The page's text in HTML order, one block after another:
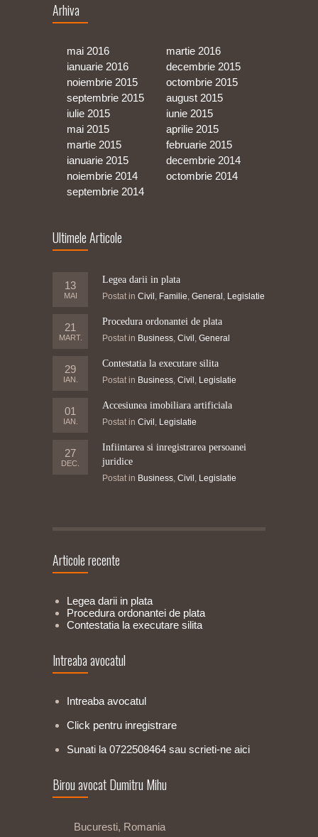
Arhiva
mai 2016
martie 2016
ianuarie 2016
decembrie 2015
noiembrie 2015
octombrie 2015
septembrie 2015
august 2015
iulie 2015
iunie 2015
mai 2015
aprilie 2015
martie 2015
februarie 2015
ianuarie 2015
decembrie 2014
noiembrie 2014
octombrie 2014
septembrie 2014
Ultimele Articole
13
MAI
Legea darii in plata
Postat in Civil , Familie, General , Legislatie
21
MART.
Procedura ordonantei de plata
Postat in Business, Civil , General
29
IAN.
Contestatia la executare silita
Postat in Business, Civil , Legislatie
01
IAN.
Accesiunea imobiliara artificiala
Postat in Civil , Legislatie
27
DEC.
Infiintarea si inregistrarea persoanei
juridice
Postat in Business, Civil , Legislatie
Articole recente
Legea darii in plata
Procedura ordonantei de plata
Contestatia la executare silita
Intreaba avocatul
Intreaba avocatul
Click pentru inregistrare
Sunati la 0722508464 sau scrieti-ne aici
Birou avocat Dumitru Mihu
Bucuresti, Romania